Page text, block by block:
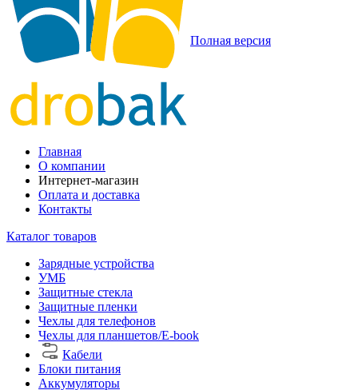
Полная версия
Главная
О компании
Интернет-магазин
Оплата и доставка
Контакты
Каталог товаров
Зарядные устройства
УМБ
Защитные стекла
Защитные пленки
Чехлы для телефонов
Чехлы для планшетов/E-book
Кабели
Блоки питания
Аккумуляторы